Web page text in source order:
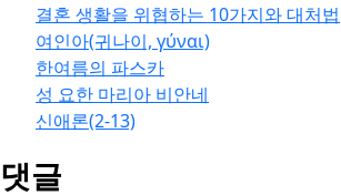
결혼 생활을 위협하는 10가지와 대처법
여인아(귀나이, γύναι)
한여름의 파스카
성 요한 마리아 비안네
신애론(2-13)
댓글